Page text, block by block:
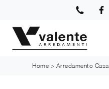
Home > Arredamento Casa